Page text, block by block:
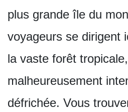
plus grande île du
voyageurs se dirigent
la vaste forêt
malheureusement
défrichée. Vous